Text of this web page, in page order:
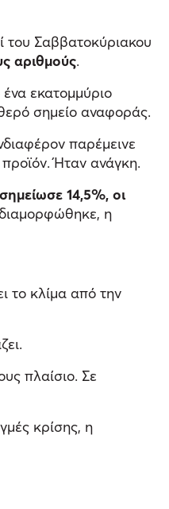
του Σαββατοκύριακου
αριθμούς.
εκατομμύριο
σημείο αναφοράς.
παρέμεινε
Ήταν ανάγκη.
14,5%, οι
η
το κλίμα από την
πλαίσιο. Σε
κρίσης, η